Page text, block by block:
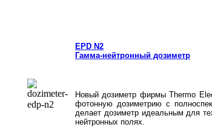
EPD N2
Гамма-нейтронный дозиметр
Новый дозиметр фирмы Thermo
фотонную дозиметрию с
делает дозиметр идеальным для
нейтронных полях.